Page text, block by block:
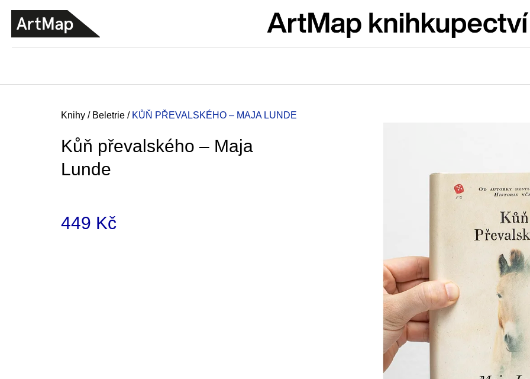
Domů
Knihy / Beletrie / KŮŇ PŘEVALSKÉHO – MAJA LUNDE
Kůň převalského – Maja
Lunde
449 Kč
ZPĚT
DO
OBCHODU
ZPĚT
DO
OBCHODU
NEJEN
Původně: 350 Kč